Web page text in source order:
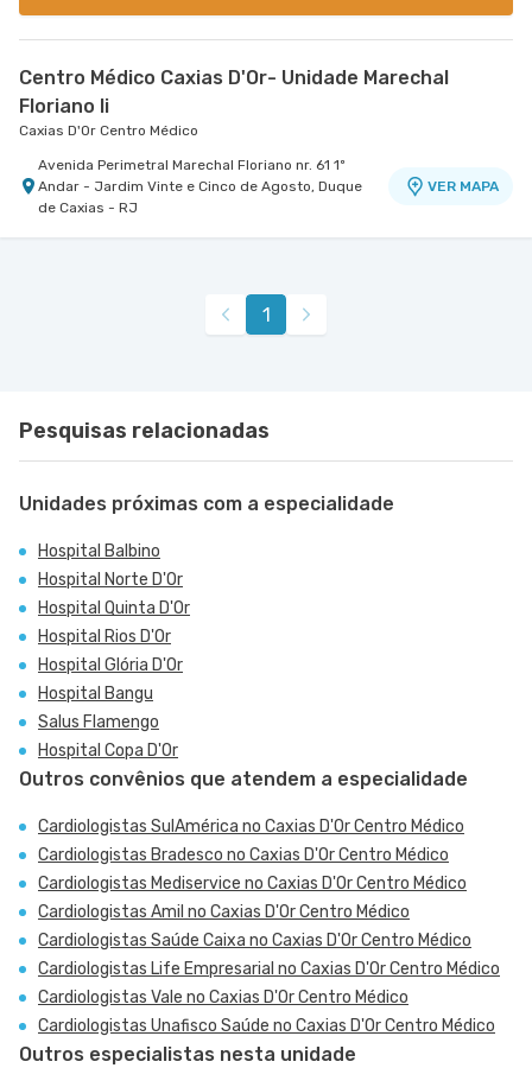
Centro Médico Caxias D'Or- Unidade Marechal
Floriano Ii
Caxias D'Or Centro Médico
Avenida Perimetral Marechal Floriano nr. 61 1º
Andar - Jardim Vinte e Cinco de Agosto, Duque
de Caxias - RJ
VER MAPA
1
Pesquisas relacionadas
Unidades próximas com a especialidade
Hospital Balbino
Hospital Norte D'Or
Hospital Quinta D'Or
Hospital Rios D'Or
Hospital Glória D'Or
Hospital Bangu
Salus Flamengo
Hospital Copa D'Or
Outros convênios que atendem a especialidade
Cardiologistas SulAmérica no Caxias D'Or Centro Médico
Cardiologistas Bradesco no Caxias D'Or Centro Médico
Cardiologistas Mediservice no Caxias D'Or Centro Médico
Cardiologistas Amil no Caxias D'Or Centro Médico
Cardiologistas Saúde Caixa no Caxias D'Or Centro Médico
Cardiologistas Life Empresarial no Caxias D'Or Centro Médico
Cardiologistas Vale no Caxias D'Or Centro Médico
Cardiologistas Unafisco Saúde no Caxias D'Or Centro Médico
Outros especialistas nesta unidade